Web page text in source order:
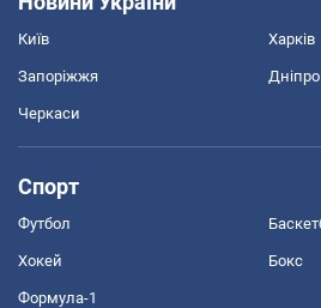
Київ Харків
Запоріжжя Дніпро
Черкаси
Спорт
Футбол
Хокей Бокс
Формула-1